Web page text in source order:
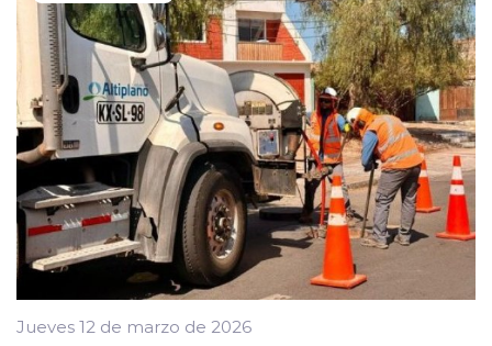
Jueves 12 de marzo de 2026